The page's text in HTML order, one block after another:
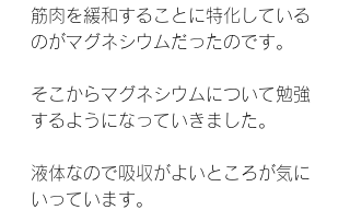
筋肉を緩和することに特化している
のがマグネシウムだったのです。
そこからマグネシウムについて勉強
するようになっていきました。
液体なので吸収がよいところが気に
いっています。